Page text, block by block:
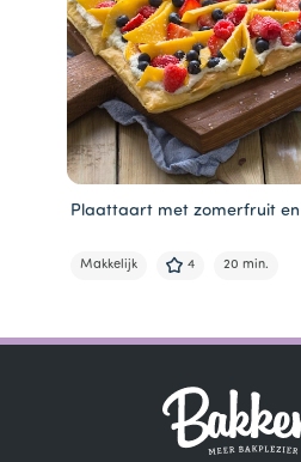
Plaattaart met zomerfruit en
Makkelijk 4 20 min.
1